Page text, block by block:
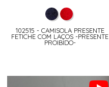
102515 - CAMISOLA PRESENTE
FETICHE COM LAÇOS -PRESENTE
PROIBIDO-